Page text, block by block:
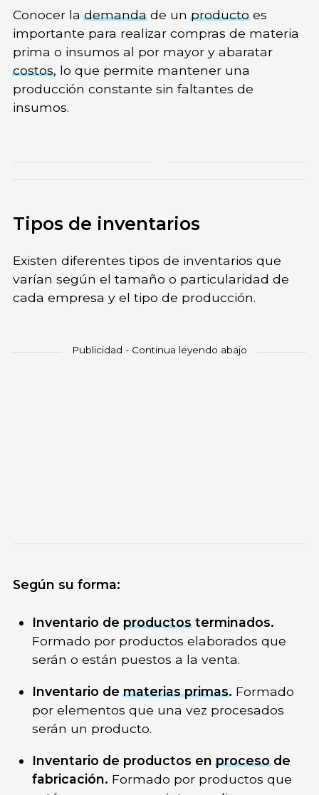
Conocer lademandade unproductoes
importante para realizar compras de materia
prima o insumos al por mayor y abaratar
costos, lo que permite mantener una
producción constante sin faltantes de
insumos.
Tipos de inventarios
Existen diferentes tipos de inventarios que
varían según el tamaño o particularidad de
cada empresa y el tipo de producción.
Según su forma:
Inventario deproductosterminados.
Formado por productos elaborados que
serán o están puestos a la venta.
Inventario dematerias primas. Formado
por elementos que una vez procesados
serán un producto.
Inventario de productos enprocesode
fabricación. Formado por productos que